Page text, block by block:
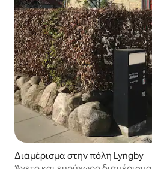
Διαμέρισμα στην πόλη Lyngby